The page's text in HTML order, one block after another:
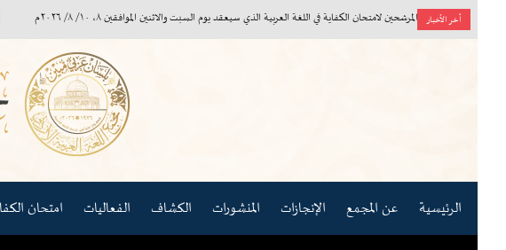
آخر الأخبارأسماء المرشحين لامتحان الكفاية في اللغة العربية الذي سيعقد يوم السبت والاثنين الموافقين ٨، ١٠/ ٨/ ٢٠٢٦م
الرئيسية عن المجمع الإنجازات المنشورات الكشاف الفعاليات امتحان الكفاية